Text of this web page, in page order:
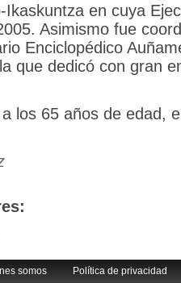
en cuya
Asimismo fue
Enciclopédico
que dedicó con gran
los 65 años de edad,
somos Política de privacidad